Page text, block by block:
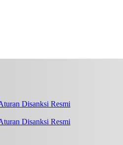
Disanksi Resmi